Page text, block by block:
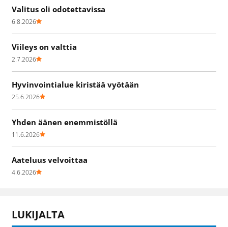
Valitus oli odotettavissa
6.8.2026
Viileys on valttia
2.7.2026
Hyvinvointialue kiristää vyötään
25.6.2026
Yhden äänen enemmistöllä
11.6.2026
Aateluus velvoittaa
4.6.2026
LUKIJALTA